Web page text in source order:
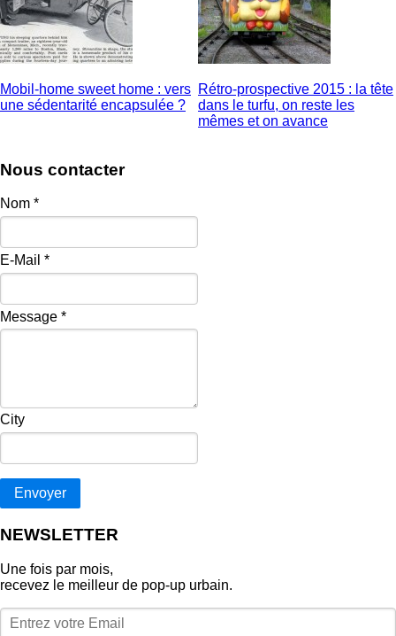
Mobil-home sweet home : vers
une sédentarité encapsulée ?
Rétro-prospective 2015 : la tête
dans le turfu, on reste les
mêmes et on avance
Nous contacter
Nom *
E-Mail *
Message *
City
Envoyer
NEWSLETTER
Une fois par mois,
recevez le meilleur de pop‑up urbain.